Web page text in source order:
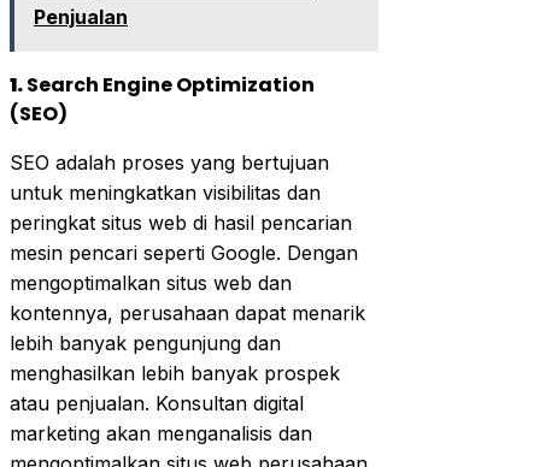
Penjualan
1.Search Engine Optimization
(SEO)
SEO adalah proses yang bertujuan
untuk meningkatkan visibilitas dan
peringkat situs web di hasil pencarian
mesin pencari seperti Google. Dengan
mengoptimalkan situs web dan
kontennya, perusahaan dapat menarik
lebih banyak pengunjung dan
menghasilkan lebih banyak prospek
atau penjualan. Konsultan digital
marketing akan menganalisis dan